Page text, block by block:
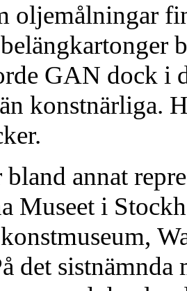
oljemålningar
GAN dock i
konstnärliga.
annat
Museet i
det